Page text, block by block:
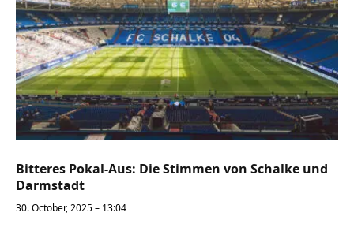
Bitteres Pokal-Aus: Die Stimmen von Schalke und
Darmstadt
30. October, 2025 – 13:04